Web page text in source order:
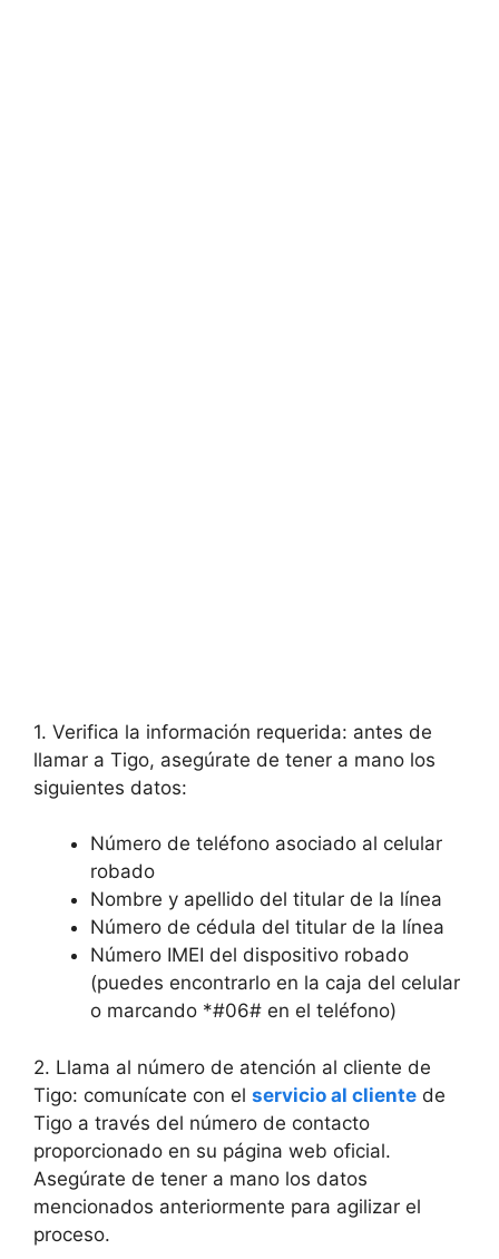
1. Verifica la información requerida: antes de
‍llamar a Tigo, asegúrate ⁣de tener a mano​ los
siguientes datos:
Número de teléfono asociado al celular
robado
Nombre y apellido del titular de la línea
Número de cédula del titular de la línea
Número IMEI del dispositivo robado
(puedes encontrarlo​ en la caja del celular
o marcando *#06# ⁣en el teléfono)
2. Llama al número de atención al cliente de
Tigo: comunícate con el servicio al cliente de
Tigo a ‌través del número⁣ de contacto
proporcionado en su​ página web‍ oficial.
Asegúrate⁢ de tener a mano los datos
mencionados anteriormente para ‍agilizar el
proceso.